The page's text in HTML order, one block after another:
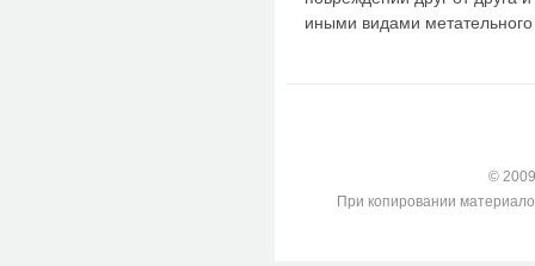
иными видами
©
При копировании